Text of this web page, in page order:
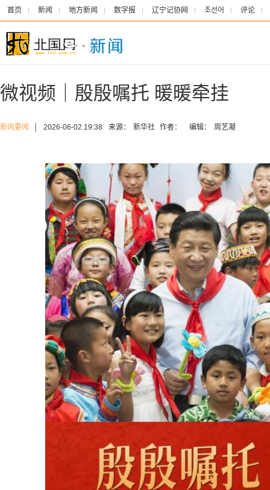
首页 新闻 地方新闻 数字报 辽宁记协网 조선어 评论
微视频｜殷殷嘱托 暖暖牵挂
新闻要闻 2026-06-02 19:38 来源： 新华社 作者： 编辑： 周艺凝